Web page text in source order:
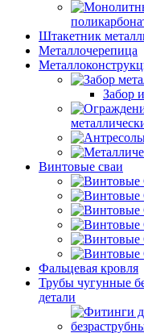
Штакетник
Металлочерепица
Забор
Винтовые сваи
Фальцевая кровля
Трубы чугунные
детали